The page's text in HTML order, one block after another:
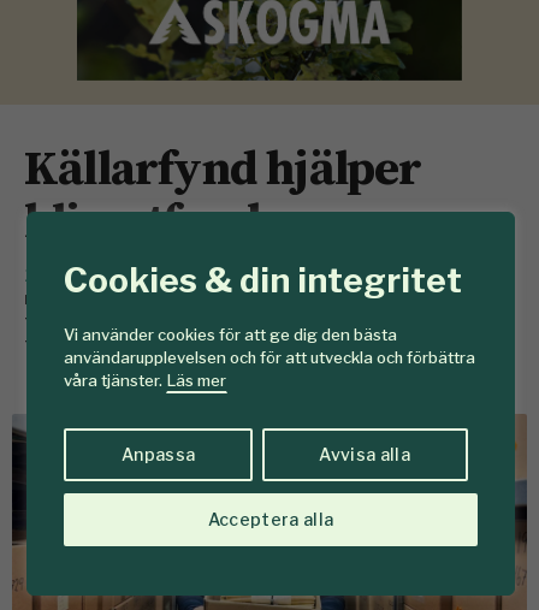
Cookies & din integritet
Vi använder cookies för att ge dig den bästa
användarupplevelsen och för att utveckla och förbättra
våra tjänster. Läs mer
Anpassa Avvisa alla
Acceptera alla
Källarfynd hjälper
klimatforskare
24 februari I en källare hos SLU i Umeå finns över en
miljon borrkärnor från svenska träd. Nu har de kommit
till användning för forskare som undersöker varför
tillgången på kväve i skogen minskar.